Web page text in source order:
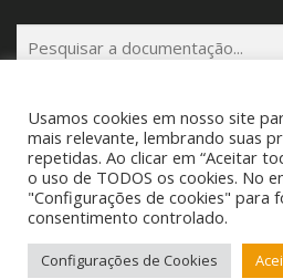
e
Copyright © 2025 Cigam Gestor -
Telefone: (53) 3260-1350 E-mail:
Usamos cookies em nosso site
mais relevante, lembrando suas
repetidas. Ao clicar em “Aceitar
o uso de TODOS os cookies. No
"Configurações de cookies" para
consentimento controlado.
Configurações de Cookies